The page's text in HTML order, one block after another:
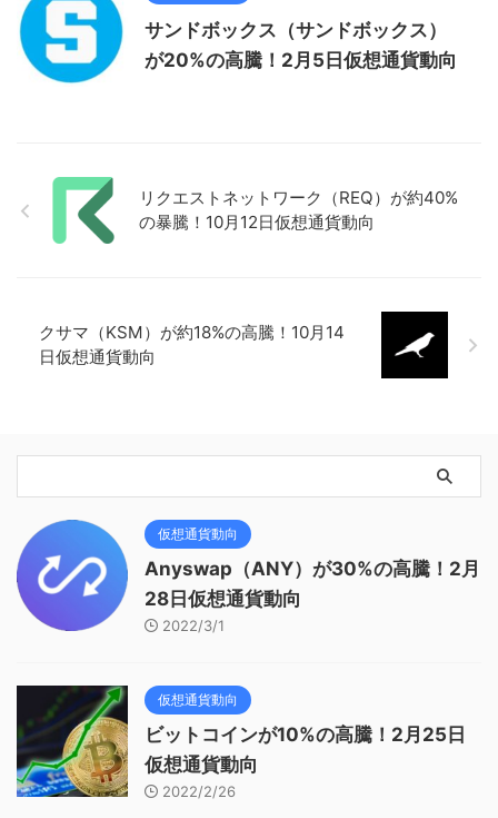
サンドボックス（サンドボックス）
が20%の高騰！2月5日仮想通貨動向
リクエストネットワーク（REQ）が約40%
の暴騰！10月12日仮想通貨動向
クサマ（KSM）が約18%の高騰！10月14
日仮想通貨動向
仮想通貨動向
Anyswap（ANY）が30%の高騰！2月
28日仮想通貨動向
2022/3/1
仮想通貨動向
ビットコインが10%の高騰！2月25日
仮想通貨動向
2022/2/26